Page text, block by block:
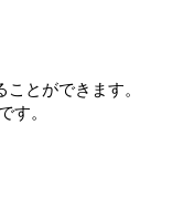
とができます。
す。